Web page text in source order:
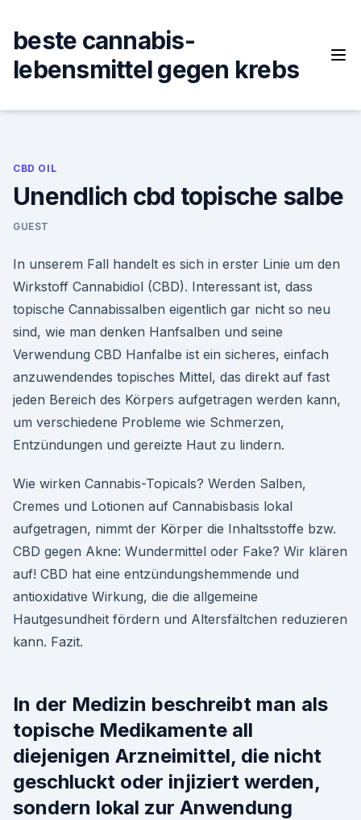
content
beste cannabis-
lebensmittel gegen krebs
CBD OIL
Unendlich cbd topische salbe
GUEST
In unserem Fall handelt es sich in erster Linie um den
Wirkstoff Cannabidiol (CBD). Interessant ist, dass
topische Cannabissalben eigentlich gar nicht so neu
sind, wie man denken Hanfsalben und seine
Verwendung CBD Hanfalbe ist ein sicheres, einfach
anzuwendendes topisches Mittel, das direkt auf fast
jeden Bereich des Körpers aufgetragen werden kann,
um verschiedene Probleme wie Schmerzen,
Entzündungen und gereizte Haut zu lindern.
Wie wirken Cannabis-Topicals? Werden Salben,
Cremes und Lotionen auf Cannabisbasis lokal
aufgetragen, nimmt der Körper die Inhaltsstoffe bzw.
CBD gegen Akne: Wundermittel oder Fake? Wir klären
auf! CBD hat eine entzündungshemmende und
antioxidative Wirkung, die die allgemeine
Hautgesundheit fördern und Altersfältchen reduzieren
kann. Fazit.
In der Medizin beschreibt man als
topische Medikamente all
diejenigen Arzneimittel, die nicht
geschluckt oder injiziert werden,
sondern lokal zur Anwendung